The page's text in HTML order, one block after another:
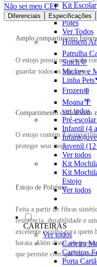
Kit Escolar
Garrafa
Potes
Ver Todos
Homem
Patrulha
Stitch💜
Mickey e
Linha
Frozen❄️
Moana🌴
ver todos
Pré-
Infantil (4
Juvenil
Ver todos
Kit
Kit
Estojo
Ver todos
CARTEIRAS
Ver todos
Carteira
Carteiras
Porta
Não sei meu CEP
Diferenciais Especificações
Amplo compartimento
O estojo possui um amplo
guardar todos os seus itens.
Compartimento central com
O estojo contém 3
proteger seus itens
Estojo de Poliéster
Feita a partir de fibras
resistência, durabilidade e
excelente escolha para quem
barata. Além disso, ele
que permite com que sua